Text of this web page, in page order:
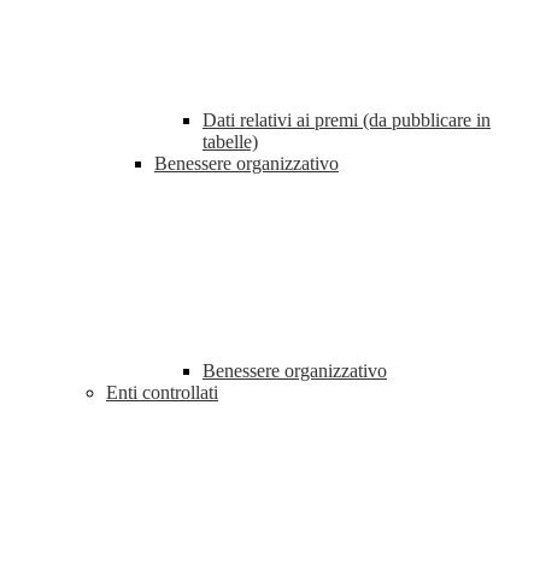
Dati relativi ai premi (da pubblicare in
tabelle)
Benessere organizzativo
Benessere organizzativo
Enti controllati